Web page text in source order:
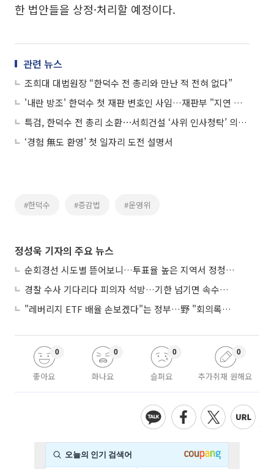
한 법안들을 상정·처리할 예정이다.
관련 뉴스
조희대 대법원장 “한덕수 전 총리와 만난 적 전혀 없다”
'내란 방조' 한덕수 첫 재판 변호인 사임…재판부 "지연 불가, 불이익 피고인 부담"
특검, 한덕수 전 총리 소환⋯서희건설 ‘사위 인사청탁’ 의혹 조사
‘경험 無도 환영’ 첫 일자리 도전 설명서
#한덕수 #증감법 #운영위
정성욱 기자의 주요 뉴스
순회경선 시도별 뜯어보니…투표율 높은 지역서 정청래 강세
경찰 수사 기다리다 피의자 석방…기한 넘기면 속수무책
"레버리지 ETF 배율 손보겠다"는 정부…野 "회의록부터 내놔야"
좋아요
0
화나요
0
슬퍼요
0
추가취재 원해요
0